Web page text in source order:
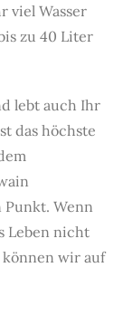
viel Wasser
zu 40 Liter
lebt auch Ihr
das höchste
Wenn
Leben nicht
können wir auf